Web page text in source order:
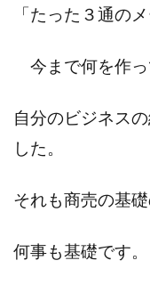
「たった３通の
今まで何を作っ
自分のビジネス
した。
それも商売の基礎
何事も基礎です。